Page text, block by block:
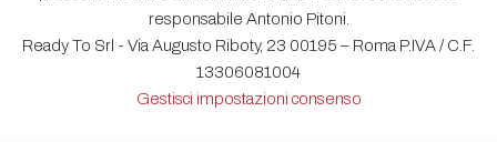
responsabile Antonio Pitoni.
Ready To Srl - Via Augusto Riboty, 23 00195 – Roma P.IVA / C.F.
13306081004
Gestisci impostazioni consenso